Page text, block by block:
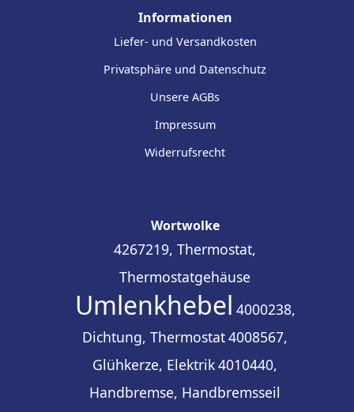
Informationen
Liefer- und Versandkosten
Privatsphäre und Datenschutz
Unsere AGBs
Impressum
Widerrufsrecht
Wortwolke
4267219, Thermostat,
Thermostatgehäuse
Umlenkhebel 4000238,
Dichtung, Thermostat4008567,
Glühkerze, Elektrik4010440,
Handbremse, Handbremsseil